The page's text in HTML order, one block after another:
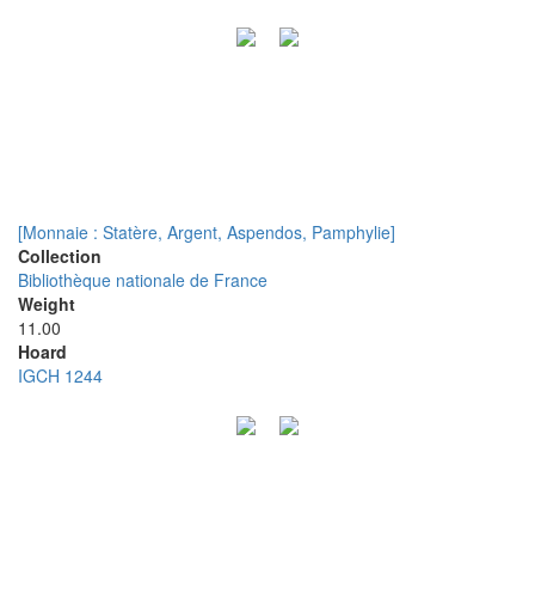
[Monnaie : Statère, Argent, Aspendos, Pamphylie]
Collection
Bibliothèque nationale de France
Weight
11.00
Hoard
IGCH 1244